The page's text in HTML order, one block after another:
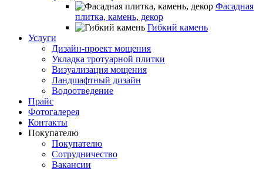
Фасадная
плитка, камень, декор
Гибкий камень
Услуги
Дизайн-проект мощения
Укладка тротуарной плитки
Визуализация мощения
Ландшафтный дизайн
Водоотведение
Прайс
Фотогалерея
Контакты
Покупателю
Покупателю
Сотрудничество
Вакансии